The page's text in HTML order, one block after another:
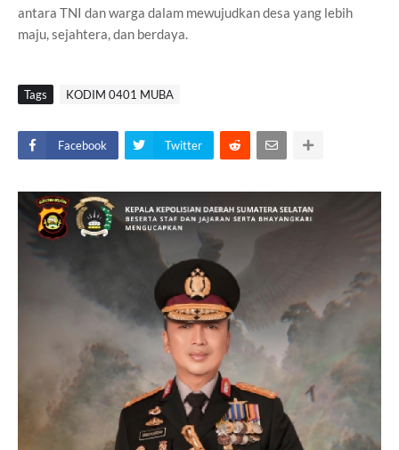
antara TNI dan warga dalam mewujudkan desa yang lebih
maju, sejahtera, dan berdaya.
Tags KODIM 0401 MUBA
Facebook Twitter